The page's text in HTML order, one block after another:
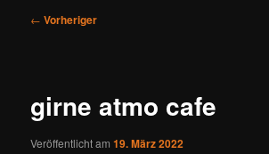
Beitragsnavigation
← Vorheriger
girne atmo cafe
Veröffentlicht am19. März 2022